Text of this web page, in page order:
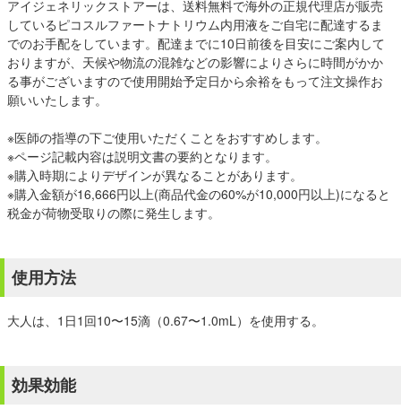
アイジェネリックストアーは、送料無料で海外の正規代理店が販売
しているピコスルファートナトリウム内用液をご自宅に配達するま
でのお手配をしています。配達までに10日前後を目安にご案内して
おりますが、天候や物流の混雑などの影響によりさらに時間がかか
る事がございますので使用開始予定日から余裕をもって注文操作お
願いいたします。
※医師の指導の下ご使用いただくことをおすすめします。
※ページ記載内容は説明文書の要約となります。
※購入時期によりデザインが異なることがあります。
※購入金額が16,666円以上(商品代金の60%が10,000円以上)になると
税金が荷物受取りの際に発生します。
使用方法
大人は、1日1回10〜15滴（0.67〜1.0mL）を使用する。
効果効能